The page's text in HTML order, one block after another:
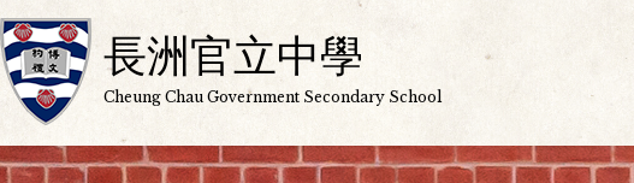
長洲官立中學
Cheung Chau Government Secondary School